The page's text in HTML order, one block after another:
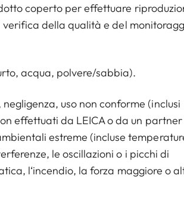
coperto per effettuare
verifica della qualità e del
acqua, polvere/sabbia).
uso non conforme (inclusi
effettuati da LEICA o da un partner
estreme (incluse
le oscillazioni o i picchi di
l‘incendio, la forza maggiore o